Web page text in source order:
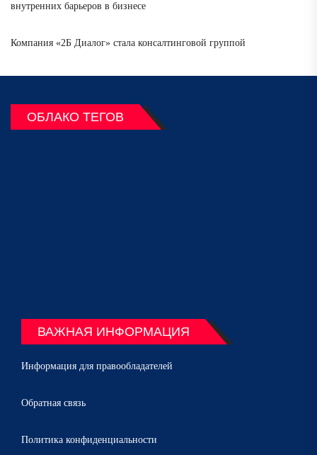
внутренних барьеров в бизнесе
Компания «2Б Диалог» стала консалтинговой группой
ОБЛАКО ТЕГОВ
ВАЖНАЯ ИНФОРМАЦИЯ
Информация для правообладателей
Обратная связь
Политика конфиденциальности